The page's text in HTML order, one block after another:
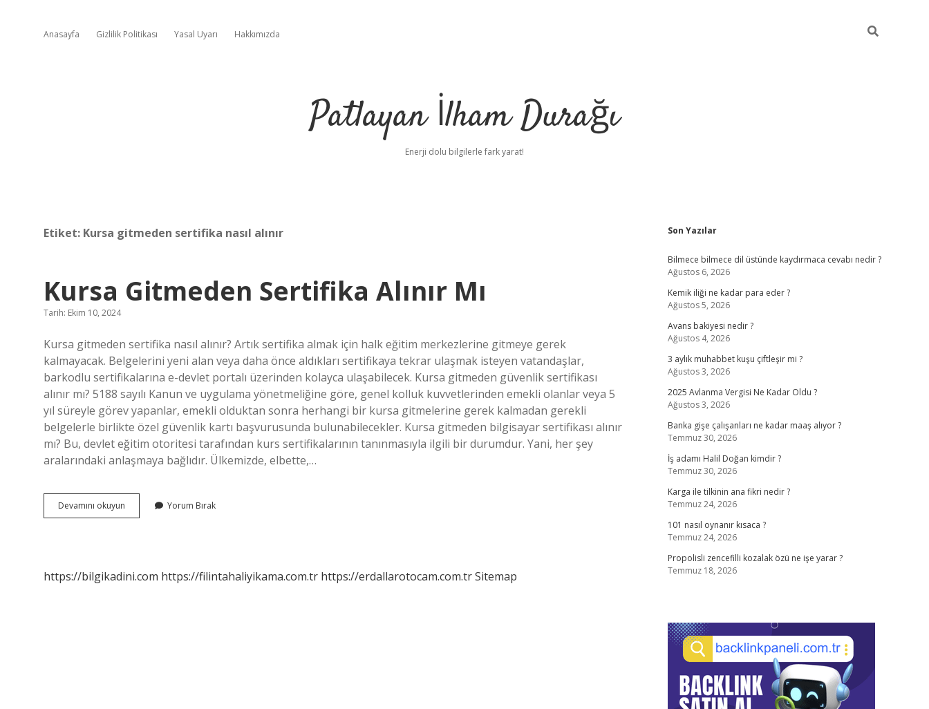
Anasayfa Gizlilik Politikası Yasal Uyarı Hakkımızda
Patlayan İlham Durağı
Enerji dolu bilgilerle fark yarat!
Etiket: Kursa gitmeden sertifika nasıl alınır
Kursa Gitmeden Sertifika Alınır Mı
Tarih: Ekim 10, 2024
Kursa gitmeden sertifika nasıl alınır? Artık sertifika almak için halk eğitim merkezlerine gitmeye gerek
kalmayacak. Belgelerini yeni alan veya daha önce aldıkları sertifikaya tekrar ulaşmak isteyen vatandaşlar,
barkodlu sertifikalarına e-devlet portalı üzerinden kolayca ulaşabilecek. Kursa gitmeden güvenlik sertifikası
alınır mı? 5188 sayılı Kanun ve uygulama yönetmeliğine göre, genel kolluk kuvvetlerinden emekli olanlar veya 5
yıl süreyle görev yapanlar, emekli olduktan sonra herhangi bir kursa gitmelerine gerek kalmadan gerekli
belgelerle birlikte özel güvenlik kartı başvurusunda bulunabilecekler. Kursa gitmeden bilgisayar sertifikası alınır
mı? Bu, devlet eğitim otoritesi tarafından kurs sertifikalarının tanınmasıyla ilgili bir durumdur. Yani, her şey
aralarındaki anlaşmaya bağlıdır. Ülkemizde, elbette,…
Devamını okuyun
Gitmeden
Yorum Bırak
https://bilgikadini.com https://filintahaliyikama.com.tr https://erdallarotocam.com.trSitemap
Sidebar
Son Yazılar
Bilmece bilmece dil üstünde kaydırmaca cevabı nedir ?
Ağustos 6, 2026
Kemik iliği ne kadar para eder ?
Ağustos 5, 2026
Avans bakiyesi nedir ?
Ağustos 4, 2026
3 aylık muhabbet kuşu çiftleşir mi ?
Ağustos 3, 2026
2025 Avlanma Vergisi Ne Kadar Oldu ?
Ağustos 3, 2026
Banka gişe çalışanları ne kadar maaş alıyor ?
Temmuz 30, 2026
İş adamı Halil Doğan kimdir ?
Temmuz 30, 2026
Karga ile tilkinin ana fikri nedir ?
Temmuz 24, 2026
101 nasıl oynanır kısaca ?
Temmuz 24, 2026
Propolisli zencefilli kozalak özü ne işe yarar ?
Temmuz 18, 2026